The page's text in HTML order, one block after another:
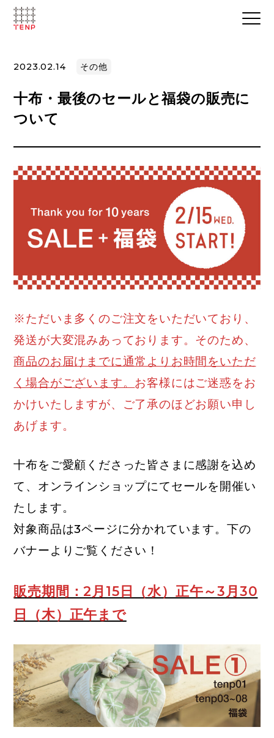
2023.02.14 その他
十布・最後のセールと福袋の販売に
ついて
※ただいま多くのご注文をいただいており、
発送が大変混みあっております。そのため、
商品のお届けまでに通常よりお時間をいただ
く場合がございます。 お客様にはご迷惑をお
かけいたしますが、ご了承のほどお願い申し
あげます。
十布をご愛顧くださった皆さまに感謝を込め
て、オンラインショップにてセールを開催い
たします。
対象商品は3ページに分かれています。下の
バナーよりご覧ください！
販売期間：2月15日（水）正午～3月30
日（木）正午まで